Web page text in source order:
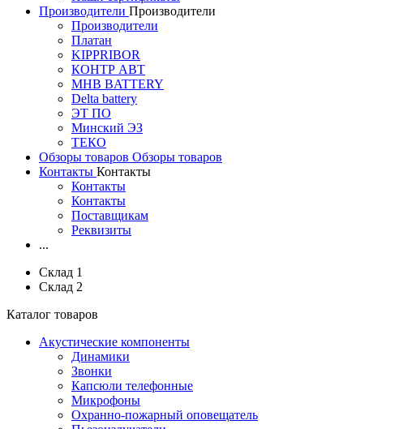
Производители Производители
Производители
Платан
KIPPRIBOR
КОНТР АВТ
MHB BATTERY
Delta battery
ЭT ПО
Минский ЭЗ
ТЕКО
Обзоры товаров Обзоры товаров
Контакты Контакты
Контакты
Контакты
Поставщикам
Реквизиты
...
Склад 1
Склад 2
Каталог товаров
Акустические компоненты
Динамики
Звонки
Капсюли телефонные
Микрофоны
Охранно-пожарный оповещатель